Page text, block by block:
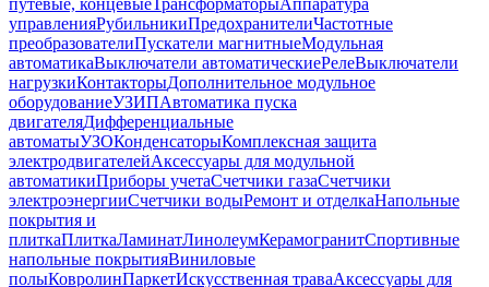
путевые, концевыеТрансформаторыАппаратура
управленияРубильникиПредохранителиЧастотные
преобразователиПускатели магнитныеМодульная
автоматикаВыключатели автоматическиеРелеВыключатели
нагрузкиКонтакторыДополнительное модульное
оборудованиеУЗИПАвтоматика пуска
двигателяДифференциальные
автоматыУЗОКонденсаторыКомплексная защита
электродвигателейАксессуары для модульной
автоматикиПриборы учетаСчетчики газаСчетчики
электроэнергииСчетчики водыРемонт и отделкаНапольные
покрытия и
плиткаПлиткаЛаминатЛинолеумКерамогранитСпортивные
напольные покрытияВиниловые
полыКовролинПаркетИскусственная траваАксессуары для